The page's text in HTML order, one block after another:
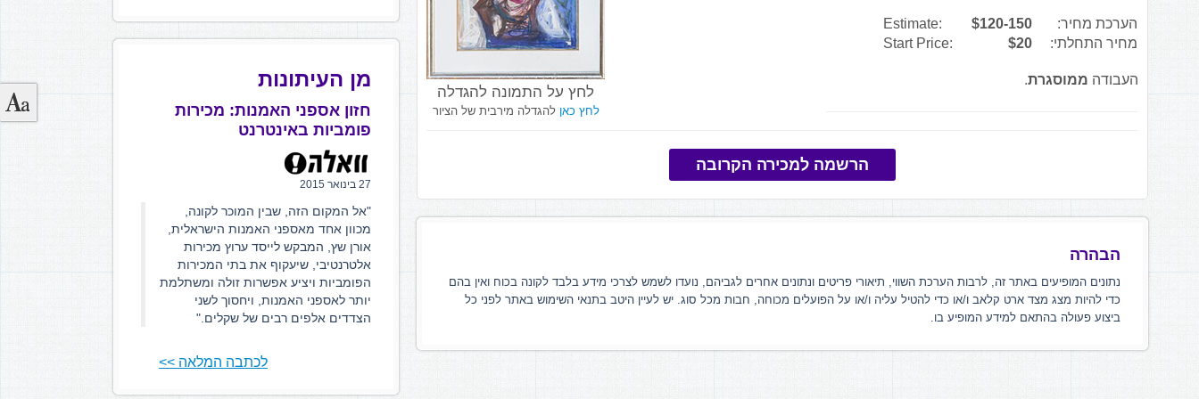
לחץ על התמונה להגדלה
לחץ כאן להגדלה מירבית של הציור
הערכת מחיר: $120-150
Estimate:
מחיר התחלתי:
$20
Start Price:
העבודה ממוסגרת.
הרשמה למכירה הקרובה
הבהרה
נתונים המופיעים באתר זה, לרבות הערכת השווי, תיאורי פריטים ונתונים אחרים לגביהם, נועדו לשמש לצרכי מידע בלבד לקונה בכוח ואין בהם
כדי להיות מצג מצד ארט קלאב ו/או כדי להטיל עליה ו/או על הפועלים מכוחה, חבות מכל סוג. יש לעיין היטב בתנאי השימוש באתר לפני כל
ביצוע פעולה בהתאם למידע המופיע בו.
מן העיתונות
חזון אספני האמנות: מכירות
פומביות באינטרנט
27 בינואר 2015
"אל המקום הזה, שבין המוכר לקונה,
מכוון אחד מאספני האמנות הישראלית,
אורן שץ, המבקש לייסד ערוץ מכירות
אלטרנטיבי, שיעקוף את בתי המכירות
הפומביות ויציע אפשרות זולה ומשתלמת
יותר לאספני האמנות, ויחסוך לשני
הצדדים אלפים רבים של שקלים."
לכתבה המלאה >>